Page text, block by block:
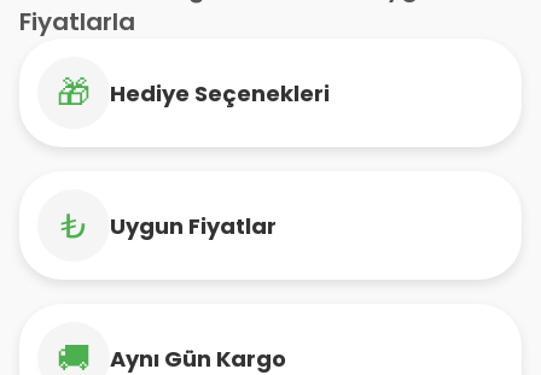
Fiyatlarla
🎁 Hediye Seçenekleri
₺ Uygun Fiyatlar
🚚 Aynı Gün Kargo